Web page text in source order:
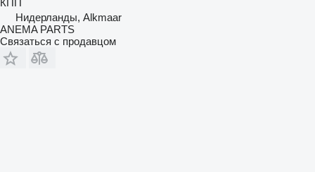
КПП
Нидерланды, Alkmaar
ANEMA PARTS
Связаться с продавцом